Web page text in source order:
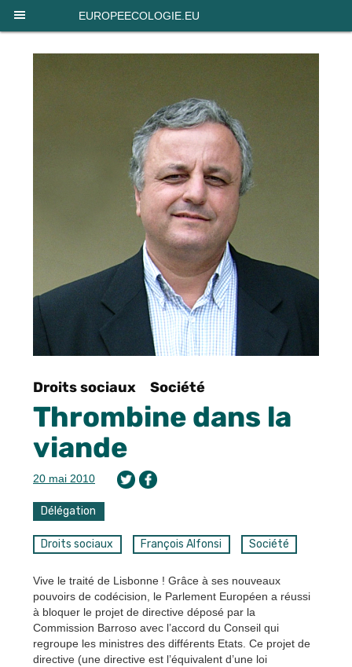
EUROPEECOLOGIE.EU
Droits sociaux Société
Thrombine dans la
viande
20 mai 2010
Délégation
Droits sociaux François Alfonsi Société
Vive le traité de Lisbonne ! Grâce à ses nouveaux
pouvoirs de codécision, le Parlement Européen a réussi
à bloquer le projet de directive déposé par la
Commission Barroso avec l’accord du Conseil qui
regroupe les ministres des différents Etats. Ce projet de
directive (une directive est l’équivalent d’une loi